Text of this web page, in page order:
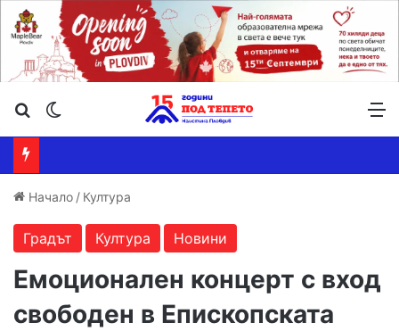
Търсене ...
Начало / Култура
Градът Култура Новини
Емоционален концерт с вход
свободен в Епископската